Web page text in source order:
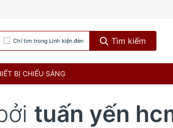
Chỉ tìm trong Linh kiện đèn Tìm kiếm
BỊ CHIẾU SÁNG
tuấn yến